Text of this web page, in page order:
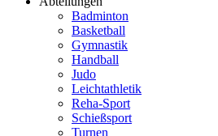
Badminton
Basketball
Gymnastik
Handball
Judo
Leichtathletik
Reha-Sport
Schießsport
Turnen